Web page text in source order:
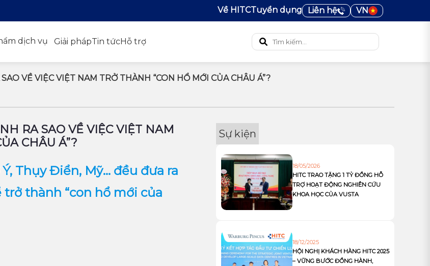
Về HITCTuyển dụng Liên hệ VN
dịch vụ Giải phápTin tứcHỗ trợ
VỀ VIỆC VIỆT NAM TRỞ THÀNH “CON HỔ MỚI CỦA CHÂU Á”?
RA SAO VỀ VIỆC VIỆT NAM
CHÂU Á”?
Thụy Điển, Mỹ… đều đưa ra
thành “con hổ mới của
Sự kiện
18/05/2026
HITC TRAO TẶNG 1 TỶ ĐỒNG HỖ
TRỢ HOẠT ĐỘNG NGHIÊN CỨU
KHOA HỌC CỦA VUSTA
18/12/2025
HỘI NGHỊ KHÁCH HÀNG HITC 2025
– VỮNG BƯỚC ĐỒNG HÀNH,